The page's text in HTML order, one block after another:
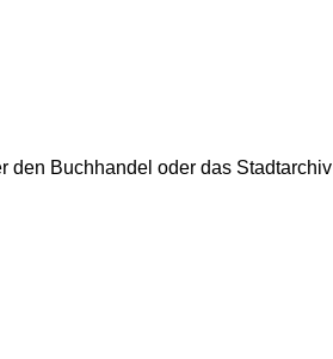
den Buchhandel oder das Stadtarchiv